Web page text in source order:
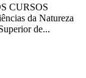
CURSOS
da Natureza
de...